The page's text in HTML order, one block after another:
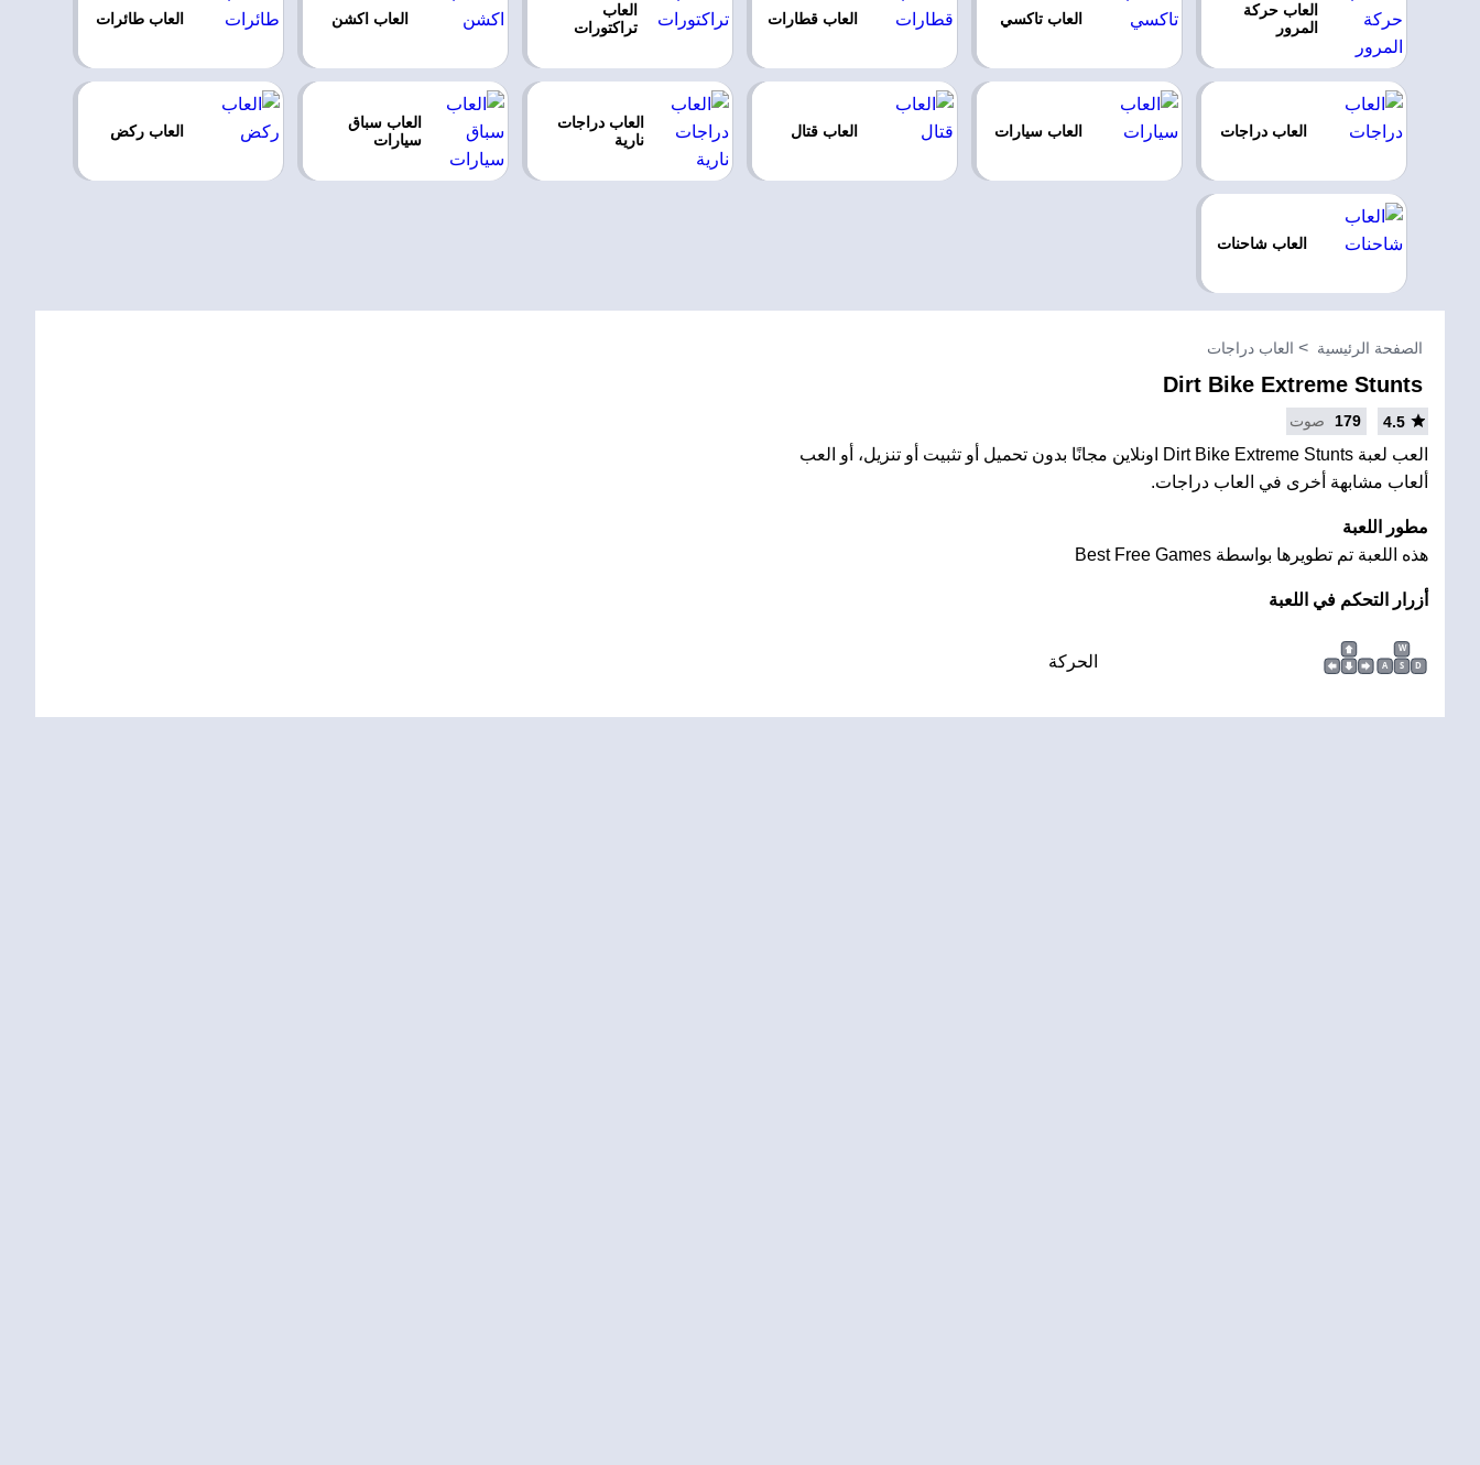
العاب حركة
المرور
العاب تاكسي العاب قطارات
العاب
تراكتورات
العاب اكشن العاب طائرات
العاب دراجات العاب سيارات العاب قتال
العاب دراجات
نارية
العاب سباق
سيارات
العاب ركض
العاب شاحنات
الصفحة الرئيسية العاب دراجات
Dirt Bike Extreme Stunts
4.5
179 صوت
العب لعبة Dirt Bike Extreme Stunts اونلاين مجانًا بدون تحميل أو تثبيت أو تنزيل، أو العب
ألعاب مشابهة أخرى في العاب دراجات.
مطور اللعبة
هذه اللعبة تم تطويرها بواسطة Best Free Games
أزرار التحكم في اللعبة
W
A
S D الحركة